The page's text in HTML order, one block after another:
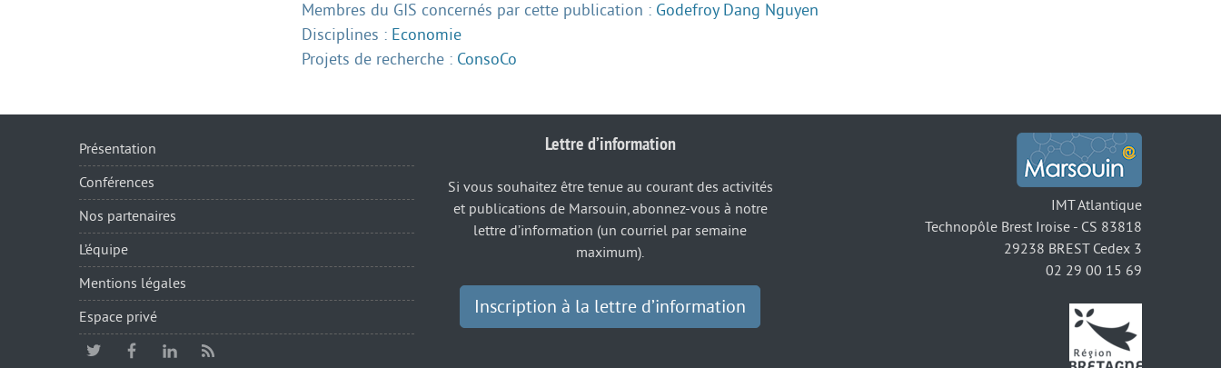
Membres du GIS concernés par cette publication : Godefroy Dang Nguyen
Disciplines : Economie
Projets de recherche : ConsoCo
Présentation
Conférences
Nos partenaires
L’équipe
Mentions légales
Espace privé
Lettre d’information
Si vous souhaitez être tenue au courant des activités
et publications de Marsouin, abonnez-vous à notre
lettre d’information (un courriel par semaine
maximum).
Inscription à la lettre d’information
IMT Atlantique
Technopôle Brest Iroise - CS 83818
29238 BREST Cedex 3
02 29 00 15 69